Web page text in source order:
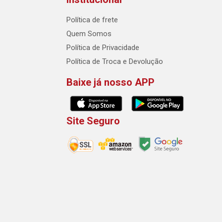
Política de frete
Quem Somos
Política de Privacidade
Política de Troca e Devolução
Baixe já nosso APP
Site Seguro